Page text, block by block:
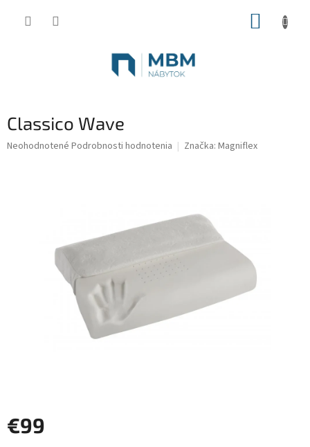
Classico Wave
Priemerné
Neohodnotené Podrobnosti hodnotenia Značka: Magniflex
€99